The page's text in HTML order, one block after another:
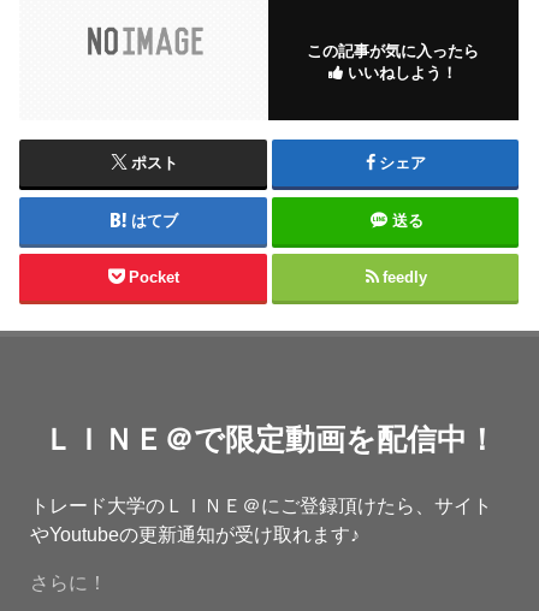
この記事が気に入ったら
いいねしよう！
ポスト シェア
はてブ 送る
Pocket feedly
ＬＩＮＥ＠で限定動画を配信中！
トレード大学のＬＩＮＥ＠にご登録頂けたら、サイト
やYoutubeの更新通知が受け取れます♪
さらに！